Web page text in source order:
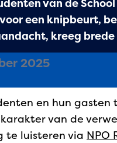
van de
een knipbeurt,
kreeg
2025
en hun gasten
van de
te luisteren via NPO